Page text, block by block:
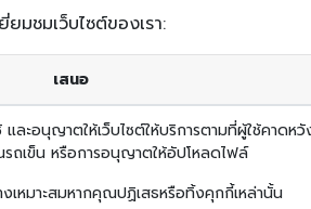
ชมเว็บไซต์ของเรา:
เสนอ
ะอนุญาตให้เว็บไซต์ให้บริการตามที่ผู้ใช้คาดหวั
รถเข็น หรือการอนุญาตให้อัปโหลดไฟล์
งเหมาะสมหากคุณปฏิเสธหรือทิ้งคุกกี้เหล่านั้น